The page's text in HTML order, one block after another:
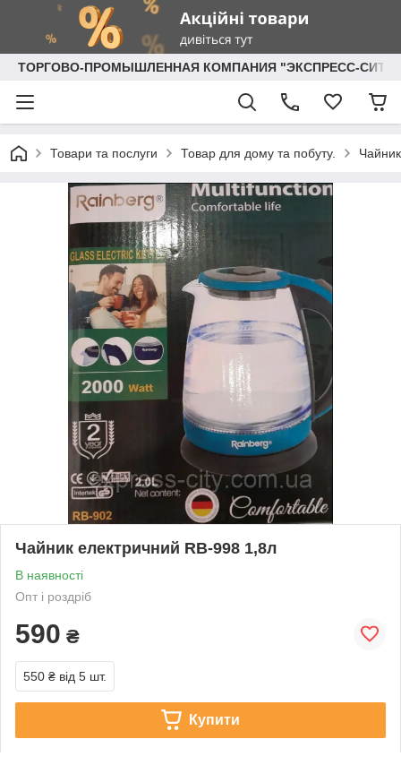
ТОРГОВО-ПРОМЫШЛЕННАЯ КОМПАНИЯ "ЭКСПРЕСС-СИТИ"
Товари та послуги Товар для дому та побуту.
Чайник електричний RB-998 1,8л
В наявності
Опт і роздріб
590 ₴
550 ₴ від 5 шт.
Купити